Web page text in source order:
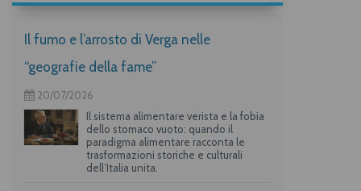
Il fumo e l’arrosto di Verga nelle
“geografie della fame”
20/07/2026
Il sistema alimentare verista e la fobia
dello stomaco vuoto: quando il
paradigma alimentare racconta le
trasformazioni storiche e culturali
dell’Italia unita.